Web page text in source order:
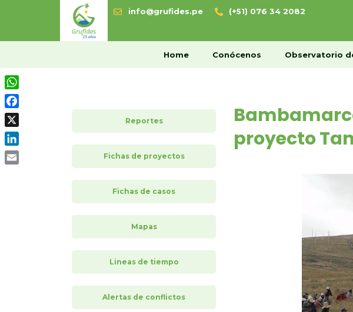
info@grufides.pe (+51) 076 34 2082
Home Conócenos Observatorio
Home Conócenos
Reportes
Fichas de proyectos
Fichas de casos
Mapas
Lineas de tiempo
Alertas de conflictos
proyecto
WhatsApp
Facebook
X
LinkedIn